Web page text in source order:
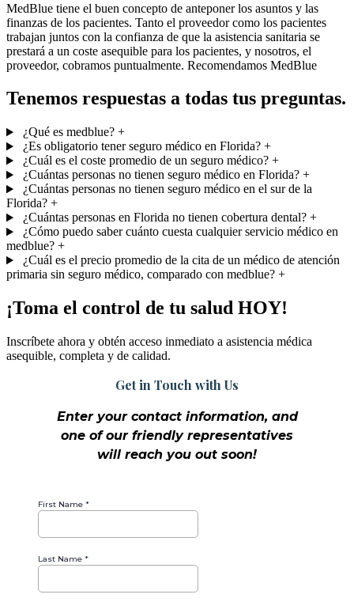
MedBlue tiene el buen concepto de anteponer los asuntos y las
finanzas de los pacientes. Tanto el proveedor como los pacientes
trabajan juntos con la confianza de que la asistencia sanitaria se
prestará a un coste asequible para los pacientes, y nosotros, el
proveedor, cobramos puntualmente. Recomendamos MedBlue
Tenemos respuestas a todas tus preguntas.
¿Qué es medblue? +
¿Es obligatorio tener seguro médico en Florida? +
¿Cuál es el coste promedio de un seguro médico? +
¿Cuántas personas no tienen seguro médico en Florida? +
¿Cuántas personas no tienen seguro médico en el sur de la
Florida? +
¿Cuántas personas en Florida no tienen cobertura dental? +
¿Cómo puedo saber cuánto cuesta cualquier servicio médico en
medblue? +
¿Cuál es el precio promedio de la cita de un médico de atención
primaria sin seguro médico, comparado con medblue? +
¡Toma el control de tu salud HOY!
Inscríbete ahora y obtén acceso inmediato a asistencia médica
asequible, completa y de calidad.